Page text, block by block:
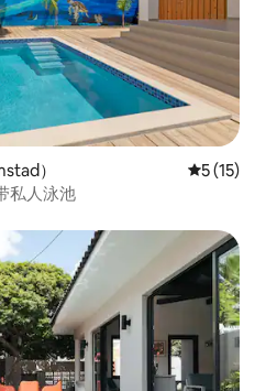
） 平均评分
5 (15)
私人泳池